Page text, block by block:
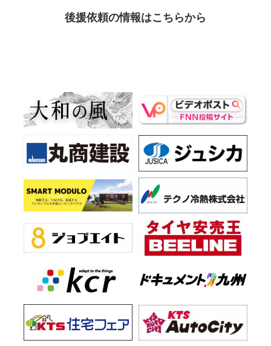
なテラスギャラリーに展示予定
場所：川内まごころ文学館 ２階ホール
時間：午前9時～午後5時（入館は午後4時30分まで）
問合せ：0996-25-5580
2026年7月18日～2026年8月23日
昆虫ナイトワンダーランド
時間：午前9時～午後5時
問合せ：096－351－1140
2026年7月18日～2026年11月8日
上野原縄文の森第76回企画展 新発見！かごしまの遺跡2026～発
掘調査速報展～
場所：上野原縄文の森 企画展示室
時間：午前9時～午後5時
問合せ：0995-48-5701
2026年7月20日～2026年8月31日
ハトの日かごしま
場所：鹿児島市内図書館など
後援依頼の情報はこちらから